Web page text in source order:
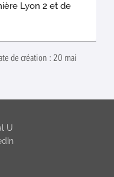
Lyon 2 et de
de création : 20 mai
U